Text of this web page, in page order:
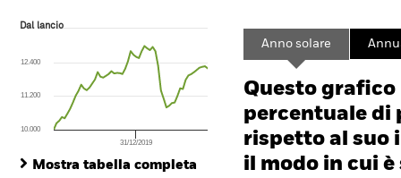
Dal lancio
The chart has 1 X axis displaying Time. Range: 2012-07-01 00:00:00 to
The chart has 1 Y axis displaying values. Range: 0 to 36.
Dal lancio
31/12/2019
10.000
11.200
12.400
Mostra tabella completa
Anno solare
Questo
percentuale di
rispetto al suo
il modo in cui